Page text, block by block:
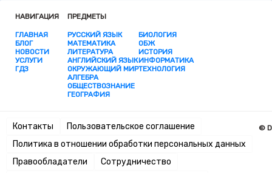
НАВИГАЦИЯ
ГЛАВНАЯ
БЛОГ
НОВОСТИ
УСЛУГИ
ГДЗ
ПРЕДМЕТЫ
РУССКИЙ ЯЗЫК
МАТЕМАТИКА
ЛИТЕРАТУРА
АНГЛИЙСКИЙ ЯЗЫК
ОКРУЖАЮЩИЙ МИР
АЛГЕБРА
ОБЩЕСТВОЗНАНИЕ
ГЕОГРАФИЯ
БИОЛОГИЯ
ОБЖ
ИСТОРИЯ
ИНФОРМАТИКА
ТЕХНОЛОГИЯ
Контакты
Пользовательское соглашение
Политика в отношении обработки персональных данных
Правообладатели
Сотрудничество
©